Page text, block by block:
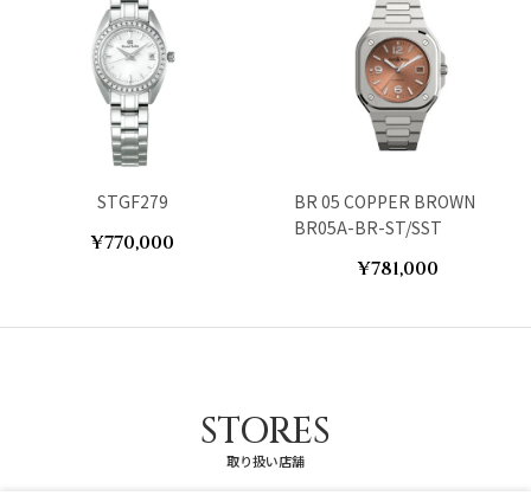
STGF279
¥770,000
BR 05 COPPER BROWN
BR05A-BR-ST/SST
¥781,000
STORES
取り扱い店舗